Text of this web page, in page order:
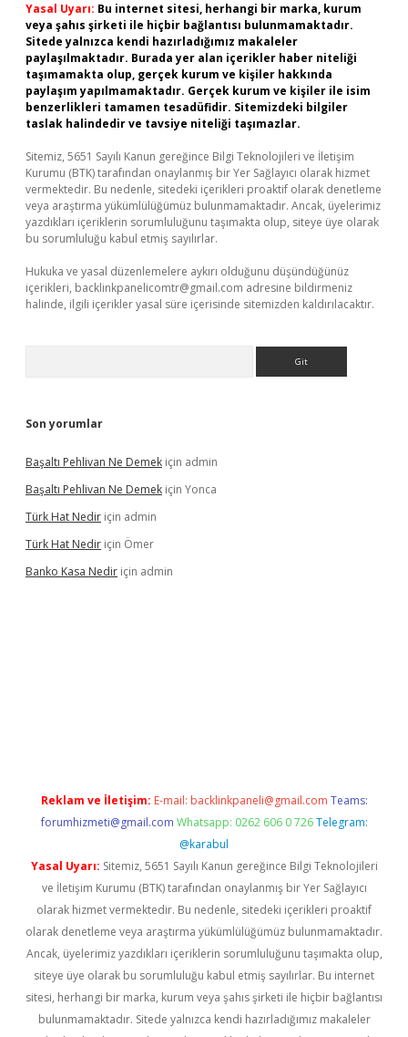
Yasal Uyarı: Bu internet sitesi, herhangi bir marka, kurum
veya şahıs şirketi ile hiçbir bağlantısı bulunmamaktadır.
Sitede yalnızca kendi hazırladığımız makaleler
paylaşılmaktadır. Burada yer alan içerikler haber niteliği
taşımamakta olup, gerçek kurum ve kişiler hakkında
paylaşım yapılmamaktadır. Gerçek kurum ve kişiler ile isim
benzerlikleri tamamen tesadüfidir. Sitemizdeki bilgiler
taslak halindedir ve tavsiye niteliği taşımazlar.
Sitemiz, 5651 Sayılı Kanun gereğince Bilgi Teknolojileri ve İletişim
Kurumu (BTK) tarafından onaylanmış bir Yer Sağlayıcı olarak hizmet
vermektedir. Bu nedenle, sitedeki içerikleri proaktif olarak denetleme
veya araştırma yükümlülüğümüz bulunmamaktadır. Ancak, üyelerimiz
yazdıkları içeriklerin sorumluluğunu taşımakta olup, siteye üye olarak
bu sorumluluğu kabul etmiş sayılırlar.
Hukuka ve yasal düzenlemelere aykırı olduğunu düşündüğünüz
içerikleri, backlinkpanelicomtr@gmail.com adresine bildirmeniz
halinde, ilgili içerikler yasal süre içerisinde sitemizden kaldırılacaktır.
Son yorumlar
Başaltı Pehlivan Ne Demek için admin
Başaltı Pehlivan Ne Demek için Yonca
Türk Hat Nedir için admin
Türk Hat Nedir için Ömer
Banko Kasa Nedir için admin
Reklam ve İletişim: E-mail: backlinkpaneli@gmail.com Teams:
forumhizmeti@gmail.com Whatsapp: 0262 606 0 726 Telegram:
@karabul
Yasal Uyarı: Sitemiz, 5651 Sayılı Kanun gereğince Bilgi Teknolojileri
ve İletişim Kurumu (BTK) tarafından onaylanmış bir Yer Sağlayıcı
olarak hizmet vermektedir. Bu nedenle, sitedeki içerikleri proaktif
olarak denetleme veya araştırma yükümlülüğümüz bulunmamaktadır.
Ancak, üyelerimiz yazdıkları içeriklerin sorumluluğunu taşımakta olup,
siteye üye olarak bu sorumluluğu kabul etmiş sayılırlar. Bu internet
sitesi, herhangi bir marka, kurum veya şahıs şirketi ile hiçbir bağlantısı
bulunmamaktadır. Sitede yalnızca kendi hazırladığımız makaleler